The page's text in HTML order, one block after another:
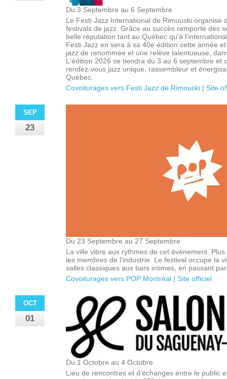
Du 3 Septembre au 6 Septembre
Le Festi Jazz International de Rimouski organise
festivals de jazz. Grâce au succès remporté dès
belle réputation tant au Québec qu'à
Festi Jazz en sera à sa 40e édition cette année
jazz de renommée et une relève talentueuse,
L'édition 2026 se tiendra du 3 au 6 septembre et
rendez-vous jazz unique, rassembleur et
Québec.
Covoiturages vers Festi Jazz de Rimouski | Site
SEP
23
Du 23 Septembre au 27 Septembre
La ville vibre aux rythmes de cet événement.
les membres de l’industrie. Le festival occupe la
salles classiques aux bars intimes, en passant
Covoiturages vers POP Montréal | Site officiel
OCT
01
Du 1 Octobre au 4 Octobre
Lieu de rencontres et d’échanges entre le public